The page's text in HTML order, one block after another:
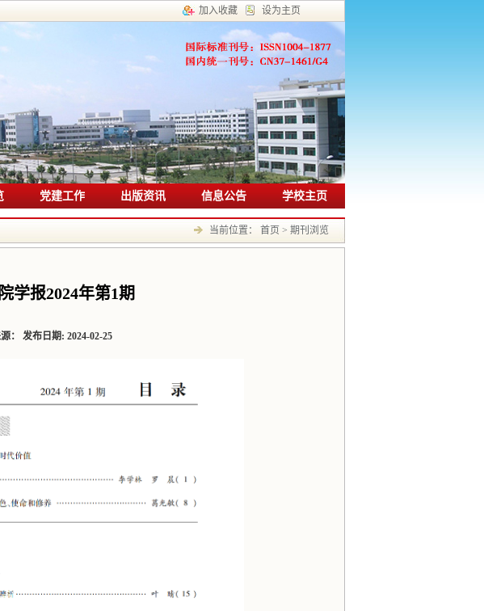
加入收藏 设为主页
党建工作 出版资讯 信息公告 学校主页
当前位置： 首页 > 期刊浏览
学报2024年第1期
： 发布日期: 2024-02-25